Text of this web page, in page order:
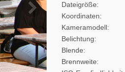
Dateigröße
Koordinaten
Kameramodell
Belichtung
Blende
Brennweite